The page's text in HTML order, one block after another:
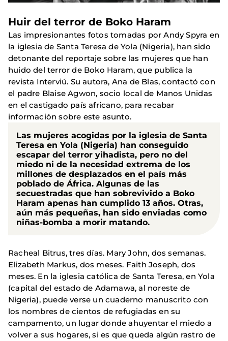
Huir del terror de Boko Haram
Las impresionantes fotos tomadas por Andy Spyra en
la iglesia de Santa Teresa de Yola (Nigeria), han sido
detonante del reportaje sobre las mujeres que han
huido del terror de Boko Haram, que publica la
revista Interviú. Su autora, Ana de Blas, contactó con
el padre Blaise Agwon, socio local de Manos Unidas
en el castigado país africano, para recabar
información sobre este asunto.
Las mujeres acogidas por la iglesia de Santa
Teresa en Yola (Nigeria) han conseguido
escapar del terror yihadista, pero no del
miedo ni de la necesidad extrema de los
millones de desplazados en el país más
poblado de África. Algunas de las
secuestradas que han sobrevivido a Boko
Haram apenas han cumplido 13 años. Otras,
aún más pequeñas, han sido enviadas como
niñas-bomba a morir matando.
Racheal Bitrus, tres días. Mary John, dos semanas.
Elizabeth Markus, dos meses. Faith Joseph, dos
meses. En la iglesia católica de Santa Teresa, en Yola
(capital del estado de Adamawa, al noreste de
Nigeria), puede verse un cuaderno manuscrito con
los nombres de cientos de refugiadas en su
campamento, un lugar donde ahuyentar el miedo a
volver a sus hogares, si es que queda algún rastro de